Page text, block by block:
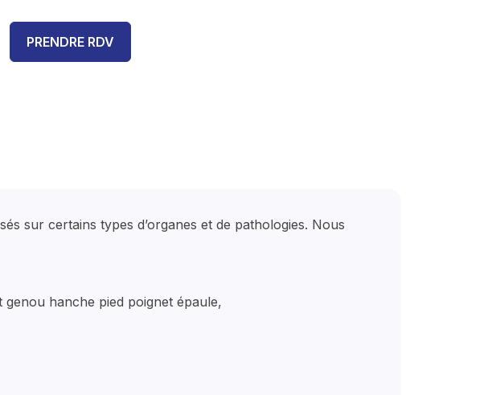
PRENDRE RDV
sur certains types d’organes et de pathologies. Nous
hanche pied poignet épaule,